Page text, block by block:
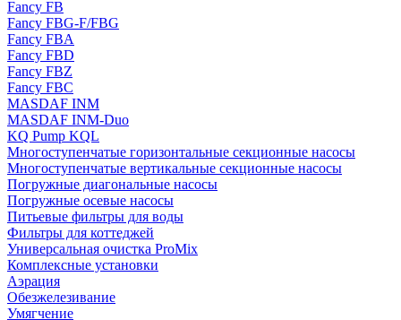
Fancy FB
Fancy FBG-F/FBG
Fancy FBA
Fancy FBD
Fancy FBZ
Fancy FBC
MASDAF INM
MASDAF INM-Duo
KQ Pump KQL
Многоступенчатые горизонтальные секционные насосы
Многоступенчатые вертикальные секционные насосы
Погружные диагональные насосы
Погружные осевые насосы
Питьевые фильтры для воды
Фильтры для коттеджей
Универсальная очистка ProMix
Комплексные установки
Аэрация
Обезжелезивание
Умягчение